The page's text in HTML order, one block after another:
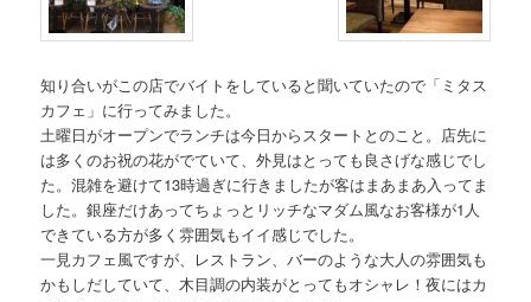
知り合いがこの店でバイトをしていると聞いていたので「ミタス
カフェ」に行ってみました。
土曜日がオープンでランチは今日からスタートとのこと。店先に
は多くのお祝の花がでていて、外見はとっても良さげな感じでし
た。混雑を避けて13時過ぎに行きましたが客はまあまあ入ってま
した。銀座だけあってちょっとリッチなマダム風なお客様が1人
できている方が多く雰囲気もイイ感じでした。
一見カフェ風ですが、レストラン、バーのような大人の雰囲気も
かもしだしていて、木目調の内装がとってもオシャレ！夜にはカ